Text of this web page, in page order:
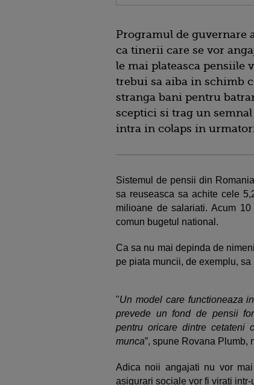
Programul de guvernare
ca tinerii care se vor
le mai plateasca pensiile
trebui sa aiba in schimb
stranga bani pentru
sceptici si trag un
intra in colaps in
Sistemul de pensii din
sa reuseasca sa achite cele
milioane de salariati. Acum
comun bugetul national.
Ca sa nu mai depinda de
pe piata muncii, de exemplu,
"Un model care functioneaza
prevede un fond de pensii
pentru oricare dintre cetateni
munca”, spune Rovana Plumb,
Adica noii angajati nu vor
asigurari sociale vor fi virati